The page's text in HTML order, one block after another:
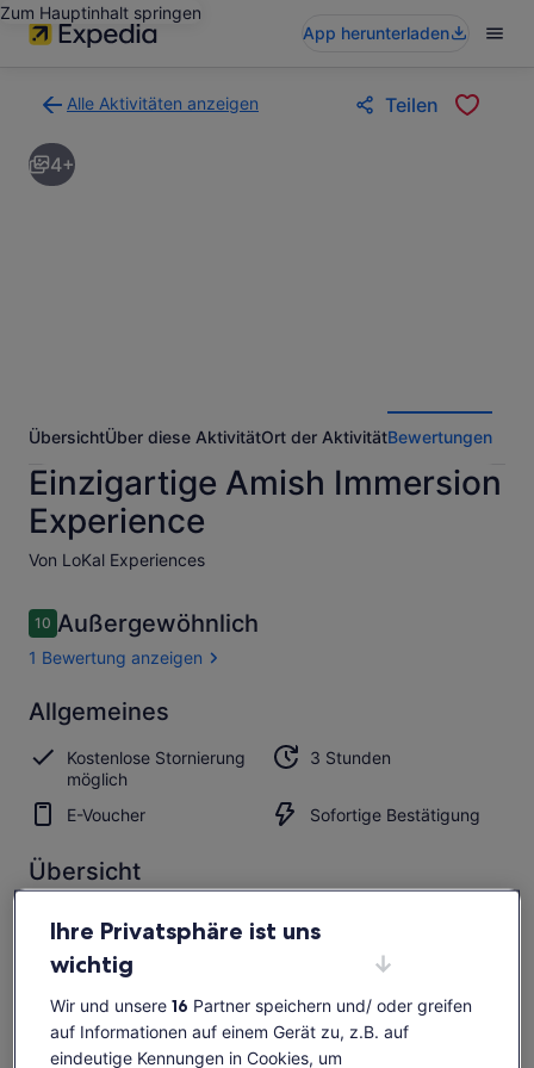
Zum Hauptinhalt springen
App herunterladen
Alle Aktivitäten anzeigen
zur
Ergebnisseite
für
Teilen
4+
ÜbersichtÜber diese AktivitätOrt der AktivitätBewertungen
Einzigartige Amish Immersion
Experience
Von LoKal Experiences
Bewertungen
1010 von 10.
Außergewöhnlich
1 Bewertung anzeigen
10.010.0 von 10
Außergewöhnlich
Bewertung
anzeigen
Allgemeines
Kostenlose Stornierung
möglich
3 Stunden
E-Voucher Sofortige Bestätigung
Übersicht
Interaktion mit amischen Familien
Imbiss und Einkauf in Amish-Läden
Ihre Privatsphäre ist uns
wichtig
Wir und unsere 16 Partner speichern und/ oder greifen
auf Informationen auf einem Gerät zu, z.B. auf
eindeutige Kennungen in Cookies, um